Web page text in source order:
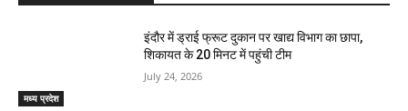
मध्य प्रदेश
इंदौर में ड्राई फ्रूट दुकान पर खाद्य विभाग का छापा,
शिकायत के 20 मिनट में पहुंची टीम
July 24, 2026